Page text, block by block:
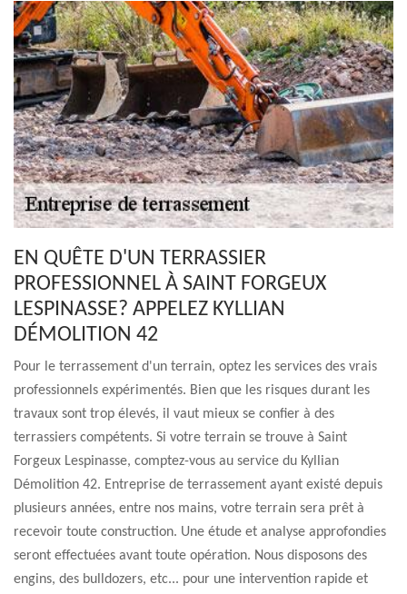
EN QUÊTE D'UN TERRASSIER
PROFESSIONNEL À SAINT FORGEUX
LESPINASSE? APPELEZ KYLLIAN
DÉMOLITION 42
Pour le terrassement d'un terrain, optez les services des vrais
professionnels expérimentés. Bien que les risques durant les
travaux sont trop élevés, il vaut mieux se confier à des
terrassiers compétents. Si votre terrain se trouve à Saint
Forgeux Lespinasse, comptez-vous au service du Kyllian
Démolition 42. Entreprise de terrassement ayant existé depuis
plusieurs années, entre nos mains, votre terrain sera prêt à
recevoir toute construction. Une étude et analyse approfondies
seront effectuées avant toute opération. Nous disposons des
engins, des bulldozers, etc... pour une intervention rapide et